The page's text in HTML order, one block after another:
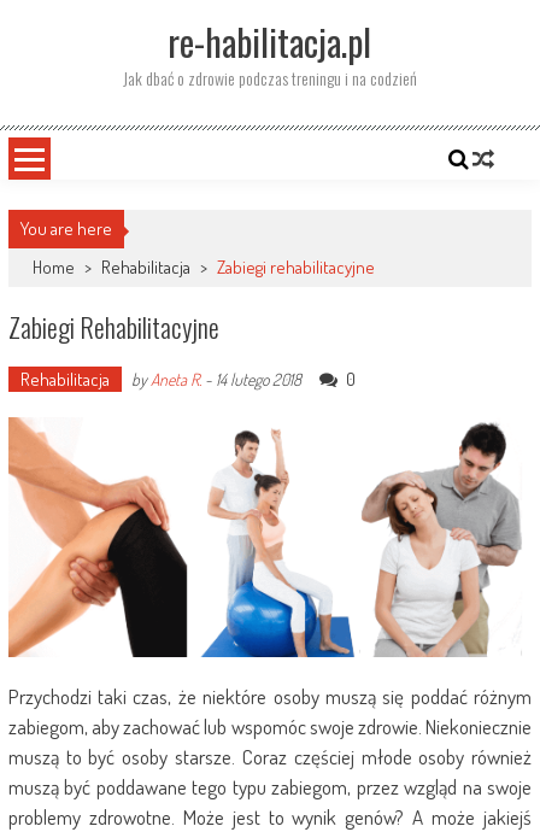
re-habilitacja.pl
Jak dbać o zdrowie podczas treningu i na codzień
You are here
Home > Rehabilitacja > Zabiegi rehabilitacyjne
Zabiegi Rehabilitacyjne
Rehabilitacja byAneta R.- 14 lutego 2018 0
Przychodzi taki czas, że niektóre osoby muszą się poddać różnym
zabiegom, aby zachować lub wspomóc swoje zdrowie. Niekoniecznie
muszą to być osoby starsze. Coraz częściej młode osoby również
muszą być poddawane tego typu zabiegom, przez wzgląd na swoje
problemy zdrowotne. Może jest to wynik genów? A może jakiejś